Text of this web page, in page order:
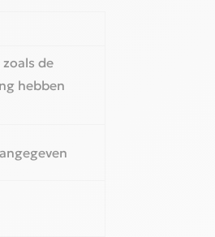
de
hebben